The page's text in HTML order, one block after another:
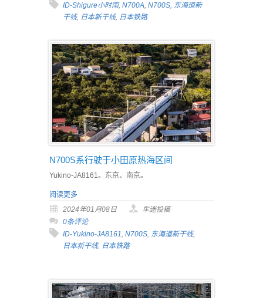
ID-Shigure小时雨, N700A N700S 东海道新
干线, 日本新干线, 日本铁路
N700S系行驶于小田原热海区间
Yukino-JA8161。东京、南京。
阅读更多
2024年01月08日
车迷投稿
0条评论
ID-Yukino-JA8161, N700S, 东海道新干线,
日本新干线, 日本铁路